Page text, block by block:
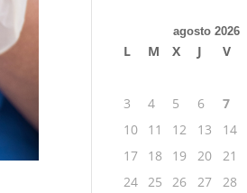
agosto 2026
L M X J V
3
4 5 6 7
10
11 12 13 14
17
18 19 20 21
24 25 26 27 28